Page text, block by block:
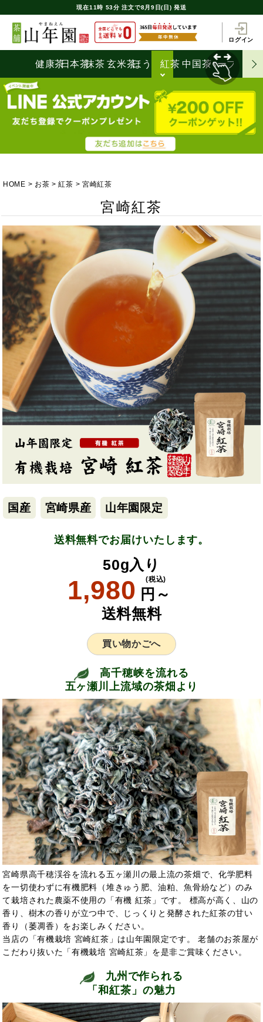
現在11時 53分 注文で8月9日(日) 発送
ログイン
健康茶日本茶抹茶 玄米茶ほうじ茶
紅茶 中国茶ハーブティ
HOME お茶 紅茶 宮崎紅茶
宮崎紅茶
国産 宮崎県産 山年園限定
送料無料でお届けいたします。
50g入り
1,980 円～
(税込)
送料無料
買い物かごへ
高千穂峡を流れる
五ヶ瀬川上流域の茶畑より
宮崎県高千穂渓谷を流れる五ヶ瀬川の最上流の茶畑で、化学肥料
を一切使わずに有機肥料（堆きゅう肥、油粕、魚骨紛など）のみ
て栽培された農薬不使用の「有機 紅茶」です。 標高が高く、山の
香り、樹木の香りが立つ中で、じっくりと発酵された紅茶の甘い
香り（萎凋香）をお楽しみください。
当店の「有機栽培 宮崎紅茶」は山年園限定です。 老舗のお茶屋が
こだわり抜いた「有機栽培 宮崎紅茶」を是非ご賞味ください。
九州で作られる
「和紅茶」の魅力